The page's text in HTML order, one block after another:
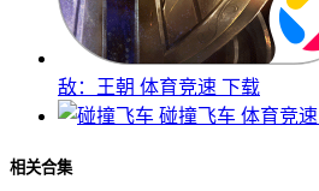
敌：王朝 体育竞速 下载
碰撞飞车 体育竞速
相关合集